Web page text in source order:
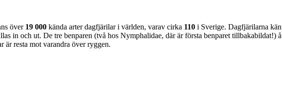
över 19 000 kända arter dagfjärilar i världen, varav cirka 110 i Sverige. Dagfjärilarna
in och ut. De tre benparen (två hos Nymphalidae, där är första benparet tillbakabildat!)
är resta mot varandra över ryggen.